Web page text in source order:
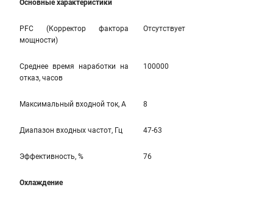
Основные характеристики
PFC (Корректор фактора
мощности)
Отсутствует
Среднее время наработки на
отказ, часов
100000
Максимальный входной ток, А 8
Диапазон входных частот, Гц 47-63
Эффективность, % 76
Охлаждение